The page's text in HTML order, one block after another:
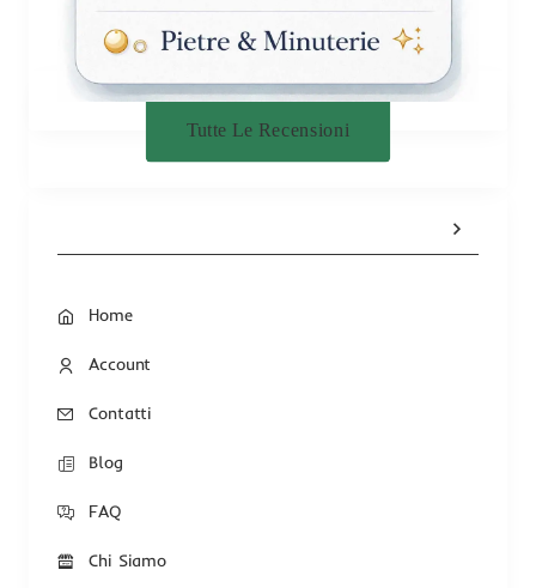
Tutte Le Recensioni
Home
Account
Contatti
Blog
FAQ
Chi Siamo